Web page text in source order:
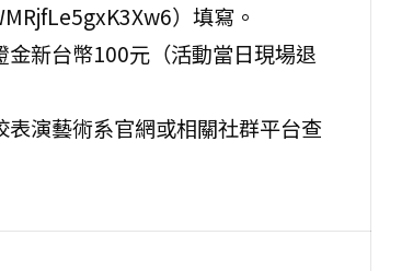
）填寫。
金新台幣100元（活動當日現場退
演藝術系官網或相關社群平台查